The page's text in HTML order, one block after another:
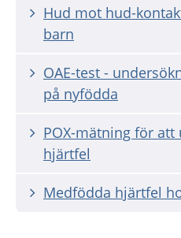
Hud mot hud-
barn
OAE-test -
på nyfödda
POX-mätning för att
hjärtfel
Medfödda hjärtfel